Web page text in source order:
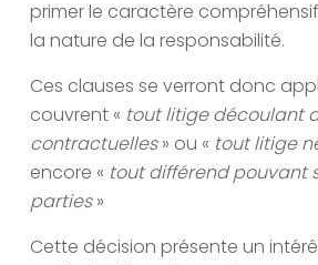
primer le caractère
la nature de la responsabilité.
Ces clauses se verront donc
couvrent « tout litige découlant
contractuelles» ou « tout litige
encore « tout différend pouvant
parties»
Cette décision présente un